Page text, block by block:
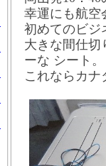
幸運にも航空
初めてのビジ
大きな間仕切
ーな シート。
これならカナ